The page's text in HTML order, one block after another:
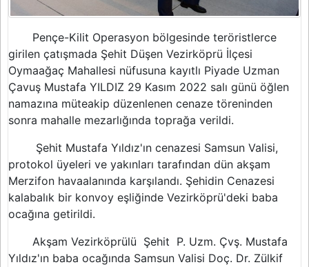
Pençe-Kilit Operasyon bölgesinde teröristlerce
girilen çatışmada Şehit Düşen Vezirköprü İlçesi
Oymaağaç Mahallesi nüfusuna kayıtlı Piyade Uzman
Çavuş Mustafa YILDIZ 29 Kasım 2022 salı günü öğlen
namazına müteakip düzenlenen cenaze töreninden
sonra mahalle mezarlığında toprağa verildi.
Şehit Mustafa Yıldız'ın cenazesi Samsun Valisi,
protokol üyeleri ve yakınları tarafından dün akşam
Merzifon havaalanında karşılandı. Şehidin Cenazesi
kalabalık bir konvoy eşliğinde Vezirköprü'deki baba
ocağına getirildi.
Akşam Vezirköprülü Şehit P. Uzm. Çvş. Mustafa
Yıldız'ın baba ocağında Samsun Valisi Doç. Dr. Zülkif